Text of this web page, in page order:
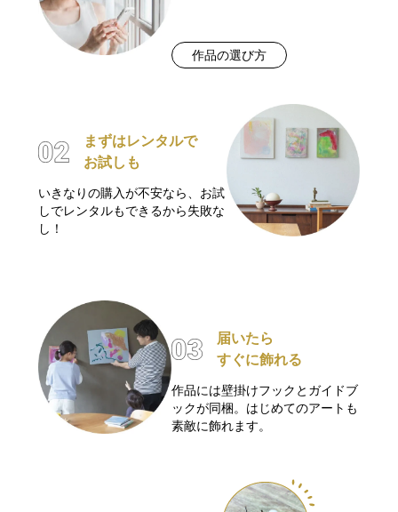
作品の選び方
まずはレンタルで
お試しも
いきなりの購入が不安なら、お試
しでレンタルもできるから失敗な
し！
届いたら
すぐに飾れる
作品には壁掛けフックとガイドブ
ックが同梱。はじめてのアートも
素敵に飾れます。